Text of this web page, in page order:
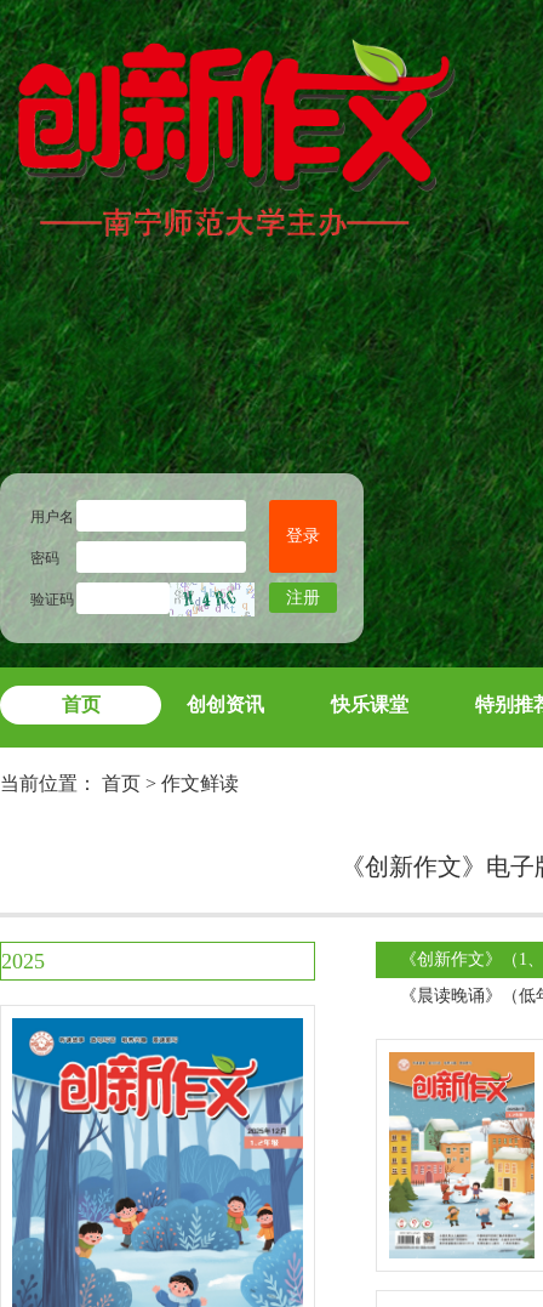
用户名
密码
验证码
登录
注册
首页 创创资讯 快乐课堂 特别推
当前位置： 首页 > 作文鲜读
《创新作文》电子
2025
《创新作文》（1
《晨读晚诵》（低